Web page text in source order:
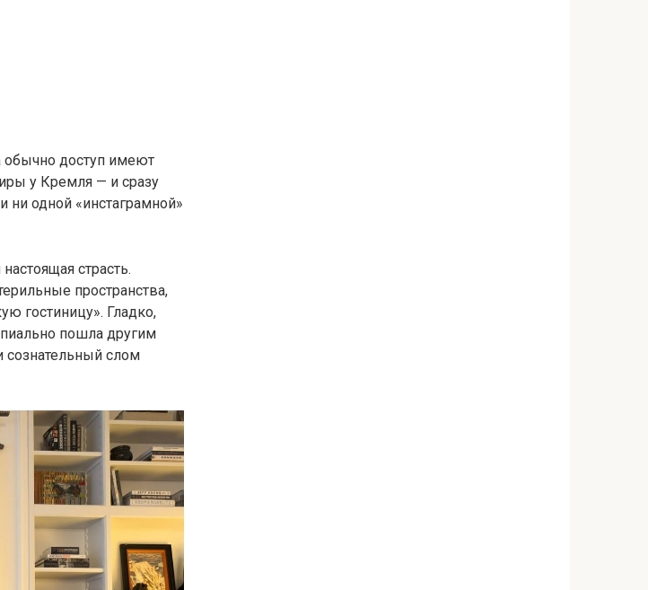
обычно доступ имеют
у Кремля — и сразу
ни одной «инстаграмной»
страсть.
пространства,
гостиницу». Гладко,
пошла другим
слом